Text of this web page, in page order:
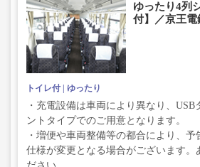
ゆったり4列
付】／京王電
トイレ付 ゆったり
・充電設備は車両により異なり、
ントタイプでのご用意となります。
・増便や車両整備等の都合により、予
仕様が変更となる場合がございます。